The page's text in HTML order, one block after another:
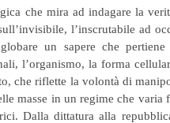
che mira ad indagare la
l’inscrutabile ad
un sapere che
l’organismo, la forma
che riflette la volontà di
masse in un regime che varia
Dalla dittatura alla